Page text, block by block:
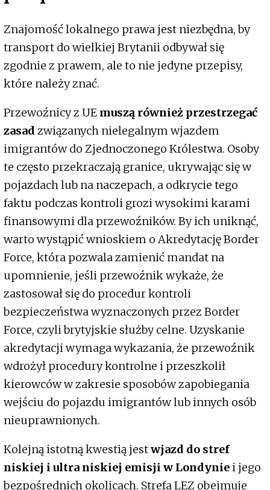
Znajomość lokalnego prawa jest niezbędna, by
transport do wielkiej Brytanii odbywał się
zgodnie z prawem, ale to nie jedyne przepisy,
które należy znać.
Przewoźnicy z UE muszą również przestrzegać
zasad związanych nielegalnym wjazdem
imigrantów do Zjednoczonego Królestwa. Osoby
te często przekraczają granice, ukrywając się w
pojazdach lub na naczepach, a odkrycie tego
faktu podczas kontroli grozi wysokimi karami
finansowymi dla przewoźników. By ich uniknąć,
warto wystąpić wnioskiem o Akredytację Border
Force, która pozwala zamienić mandat na
upomnienie, jeśli przewoźnik wykaże, że
zastosował się do procedur kontroli
bezpieczeństwa wyznaczonych przez Border
Force, czyli brytyjskie służby celne. Uzyskanie
akredytacji wymaga wykazania, że przewoźnik
wdrożył procedury kontrolne i przeszkolił
kierowców w zakresie sposobów zapobiegania
wejściu do pojazdu imigrantów lub innych osób
nieuprawnionych.
Kolejną istotną kwestią jestwjazd do stref
niskiej i ultra niskiej emisji w Londyniei jego
bezpośrednich okolicach. Strefa LEZ obejmuje